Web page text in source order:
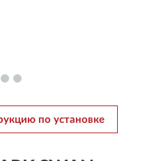
по установке